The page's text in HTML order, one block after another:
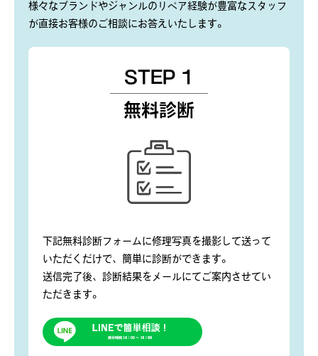
様々なブランドやジャンルのリペア経験が豊富なスタッフ
が直接お客様のご相談にお答えいたします。
STEP 1
無料診断
下記無料診断フォームに修理写真を撮影して送って
いただくだけで、簡単に診断ができます。
送信完了後、診断結果をメールにてご案内させてい
ただきます。